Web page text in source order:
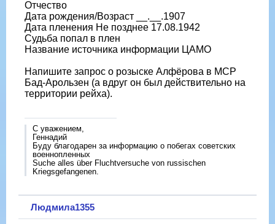
Отчество
Дата рождения/Возраст __.__.1907
Дата пленения Не позднее 17.08.1942
Судьба попал в плен
Название источника информации ЦАМО
Напишите запрос о розыске Алфёрова в МСР
Бад-Арользен (а вдруг он был действительно на
территории рейха).
С уважением,
Геннадий
Буду благодарен за информацию о побегах советских
военнопленных
Suche alles über Fluchtversuche von russischen
Kriegsgefangenen.
Людмила1355